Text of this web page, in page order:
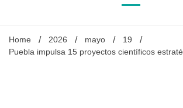
Home 2026 mayo
19
Puebla impulsa 15 proyectos científicos